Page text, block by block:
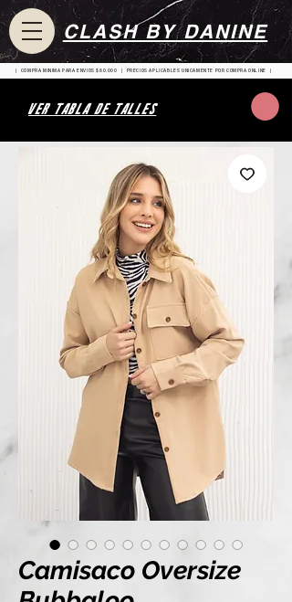
| COMPRA MINIMA PARA ENVIOS $80.000 | PRECIOS APLICABLES UNICAMENTE POR COMPRA ONLINE |
CLASH BY DANINE
VER TABLA DE TALLES
Camisaco Oversize